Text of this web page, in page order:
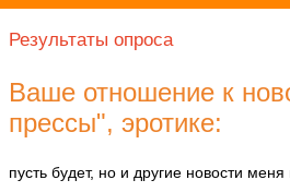
Результаты опроса
Ваше отношение к
прессы", эротике:
пусть будет, но и другие новости